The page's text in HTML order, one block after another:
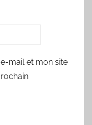
mail et mon site